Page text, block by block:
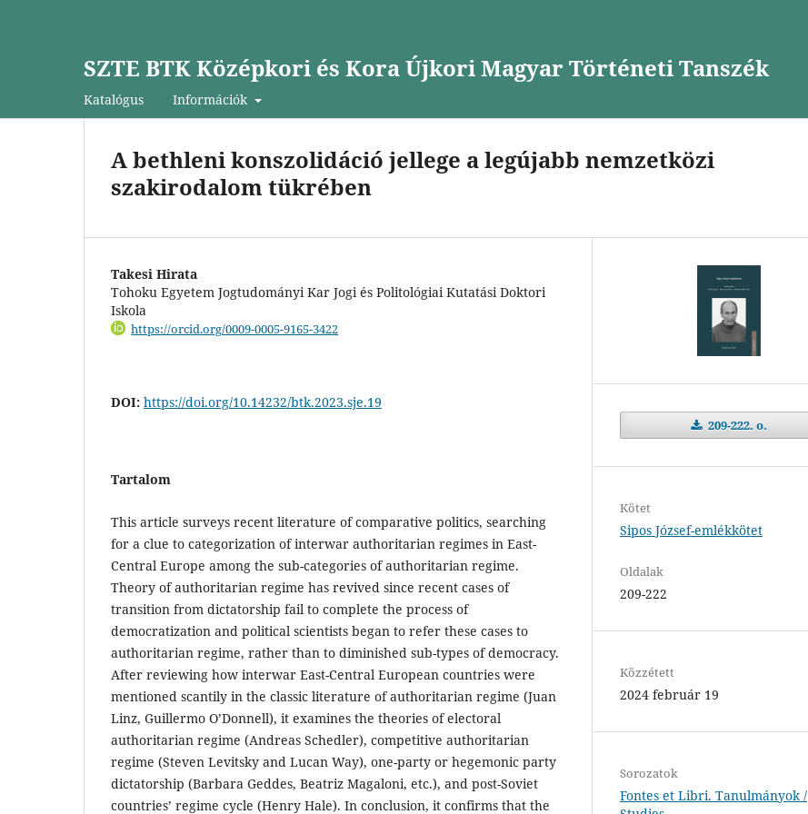
SZTE BTK Középkori és Kora Újkori Magyar Történeti Tanszék
Katalógus Információk
A bethleni konszolidáció jellege a legújabb nemzetközi
szakirodalom tükrében
Takesi Hirata
Tohoku Egyetem Jogtudományi Kar Jogi és Politológiai Kutatási Doktori
Iskola
https://orcid.org/0009-0005-9165-3422
DOI: https://doi.org/10.14232/btk.2023.sje.19
Tartalom
This article surveys recent literature of comparative politics, searching
for a clue to categorization of interwar authoritarian regimes in East-
Central Europe among the sub-categories of authoritarian regime.
Theory of authoritarian regime has revived since recent cases of
transition from dictatorship fail to complete the process of
democratization and political scientists began to refer these cases to
authoritarian regime, rather than to diminished sub-types of democracy.
After reviewing how interwar East-Central European countries were
mentioned scantily in the classic literature of authoritarian regime (Juan
Linz, Guillermo O’Donnell), it examines the theories of electoral
authoritarian regime (Andreas Schedler), competitive authoritarian
regime (Steven Levitsky and Lucan Way), one-party or hegemonic party
dictatorship (Barbara Geddes, Beatriz Magaloni, etc.), and post-Soviet
countries’ regime cycle (Henry Hale). In conclusion, it confirms that the
209-222. o.
Kötet
Sipos József-emlékkötet
Oldalak
209-222
Közzétett
2024 február 19
Sorozatok
Fontes et Libri. Tanulmányok /